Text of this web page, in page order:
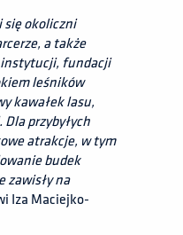
się okoliczni
a także
fundacji
leśników
kawałek lasu,
przybyłych
atrakcje, w tym
budek
zawisły na
Iza Maciejko-